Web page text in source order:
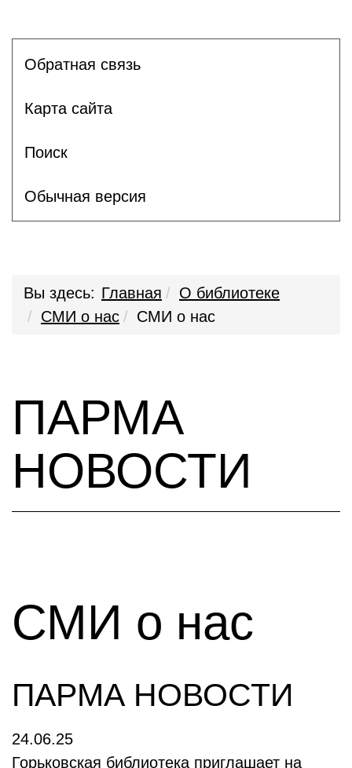
Обратная связь
Карта сайта
Поиск
Обычная версия
Вы здесь: Главная
О библиотеке
СМИ о нас
СМИ о нас
ПАРМА
НОВОСТИ
СМИ о нас
ПАРМА НОВОСТИ
24.06.25
Горьковская библиотека приглашает на